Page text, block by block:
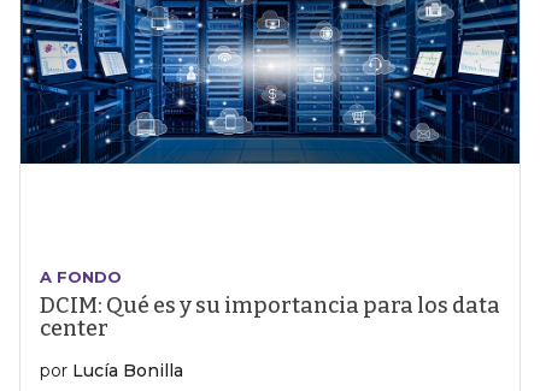
A FONDO
DCIM: Qué es y su importancia para los data
center
por Lucía Bonilla